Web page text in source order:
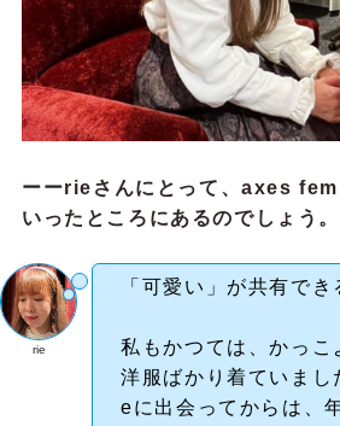
ーーrieさんにとって、axes
いったところにあるのでしょう。
rie
「可愛い」が共有でき
私もかつては、かっこ
洋服ばかり着ていま
eに出会ってからは、